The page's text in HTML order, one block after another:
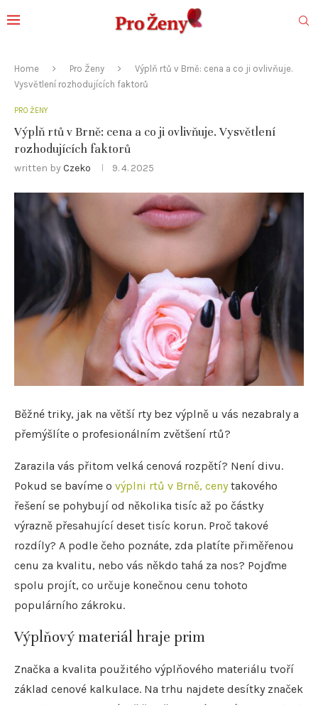
Home Pro Ženy
Výplň rtů v Brně: cena a co ji ovlivňuje.
Vysvětlení rozhodujících faktorů
PRO ŽENY
Výplň rtů v Brně: cena a co ji ovlivňuje. Vysvětlení
rozhodujících faktorů
written by Czeko 9. 4. 2025
Běžné triky, jak na větší rty bez výplně u vás nezabraly a
přemýšlíte o profesionálním zvětšení rtů?
Zarazila vás přitom velká cenová rozpětí? Není divu.
Pokud se bavíme o výplni rtů v Brně, cenytakového
řešení se pohybují od několika tisíc až po částky
výrazně přesahující deset tisíc korun. Proč takové
rozdíly? A podle čeho poznáte, zda platíte přiměřenou
cenu za kvalitu, nebo vás někdo tahá za nos? Pojďme
spolu projít, co určuje konečnou cenu tohoto
populárního zákroku.
Výplňový materiál hraje prim
Značka a kvalita použitého výplňového materiálu tvoří
základ cenové kalkulace. Na trhu najdete desítky značek